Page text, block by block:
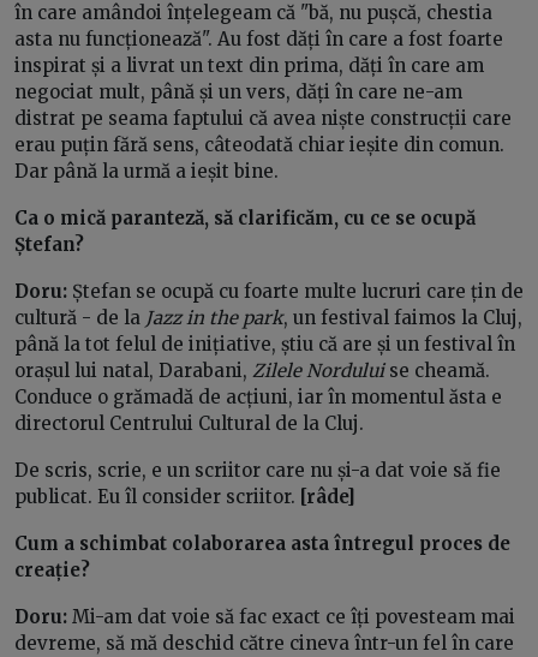
în care amândoi înțelegeam că "bă, nu pușcă, chestia
asta nu funcționează". Au fost dăți în care a fost foarte
inspirat și a livrat un text din prima, dăți în care am
negociat mult, până și un vers, dăți în care ne-am
distrat pe seama faptului că avea niște construcții care
erau puțin fără sens, câteodată chiar ieșite din comun.
Dar până la urmă a ieșit bine.
Ca o mică paranteză, să clarificăm, cu ce se ocupă
Ștefan?
Doru: Ștefan se ocupă cu foarte multe lucruri care țin de
cultură - de la Jazz in the park, un festival faimos la Cluj,
până la tot felul de inițiative, știu că are și un festival în
orașul lui natal, Darabani, Zilele Norduluise cheamă.
Conduce o grămadă de acțiuni, iar în momentul ăsta e
directorul Centrului Cultural de la Cluj.
De scris, scrie, e un scriitor care nu și-a dat voie să fie
publicat. Eu îl consider scriitor. [râde]
Cum a schimbat colaborarea asta întregul proces de
creație?
Doru: Mi-am dat voie să fac exact ce îți povesteam mai
devreme, să mă deschid către cineva într-un fel în care